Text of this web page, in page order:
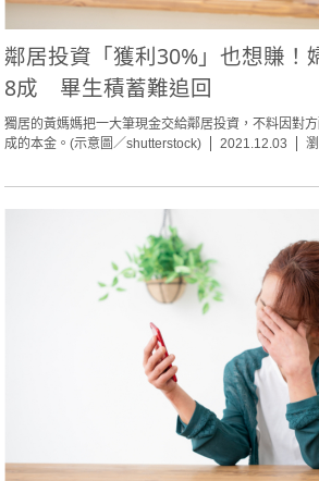
鄰居投資「獲利30%」也想賺！
8成 畢生積蓄難追回
獨居的黃媽媽把一大筆現金交給鄰居投資，不料因對
成的本金。(示意圖／shutterstock)
2021.12.03